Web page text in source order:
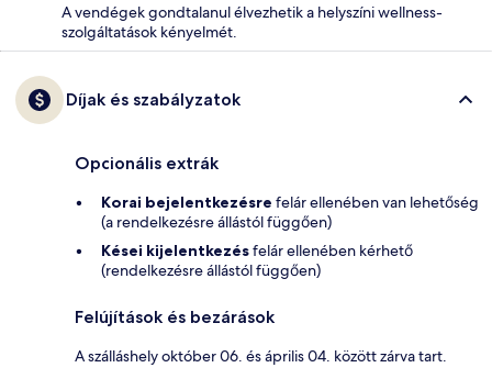
A vendégek gondtalanul élvezhetik a helyszíni wellness-
szolgáltatások kényelmét.
Díjak és szabályzatok
Opcionális extrák
Korai bejelentkezésre felár ellenében van lehetőség
(a rendelkezésre állástól függően)
Kései kijelentkezésfelár ellenében kérhető
(rendelkezésre állástól függően)
Felújítások és bezárások
A szálláshely október 06. és április 04. között zárva tart.